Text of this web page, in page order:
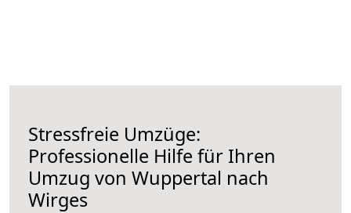
Stressfreie Umzüge:
Professionelle Hilfe für Ihren
Umzug von Wuppertal nach
Wirges